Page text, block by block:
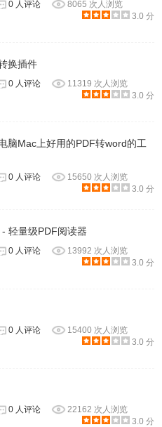
0 人评论
8065 次人浏览
3.0 分
换插件
0 人评论
11319 次人浏览
3.0 分
脑Mac上好用的PDF转word的工
0 人评论
15650 次人浏览
3.0 分
轻量级PDF阅读器
0 人评论
13992 次人浏览
3.0 分
0 人评论
15400 次人浏览
3.0 分
0 人评论
22162 次人浏览
3.0 分